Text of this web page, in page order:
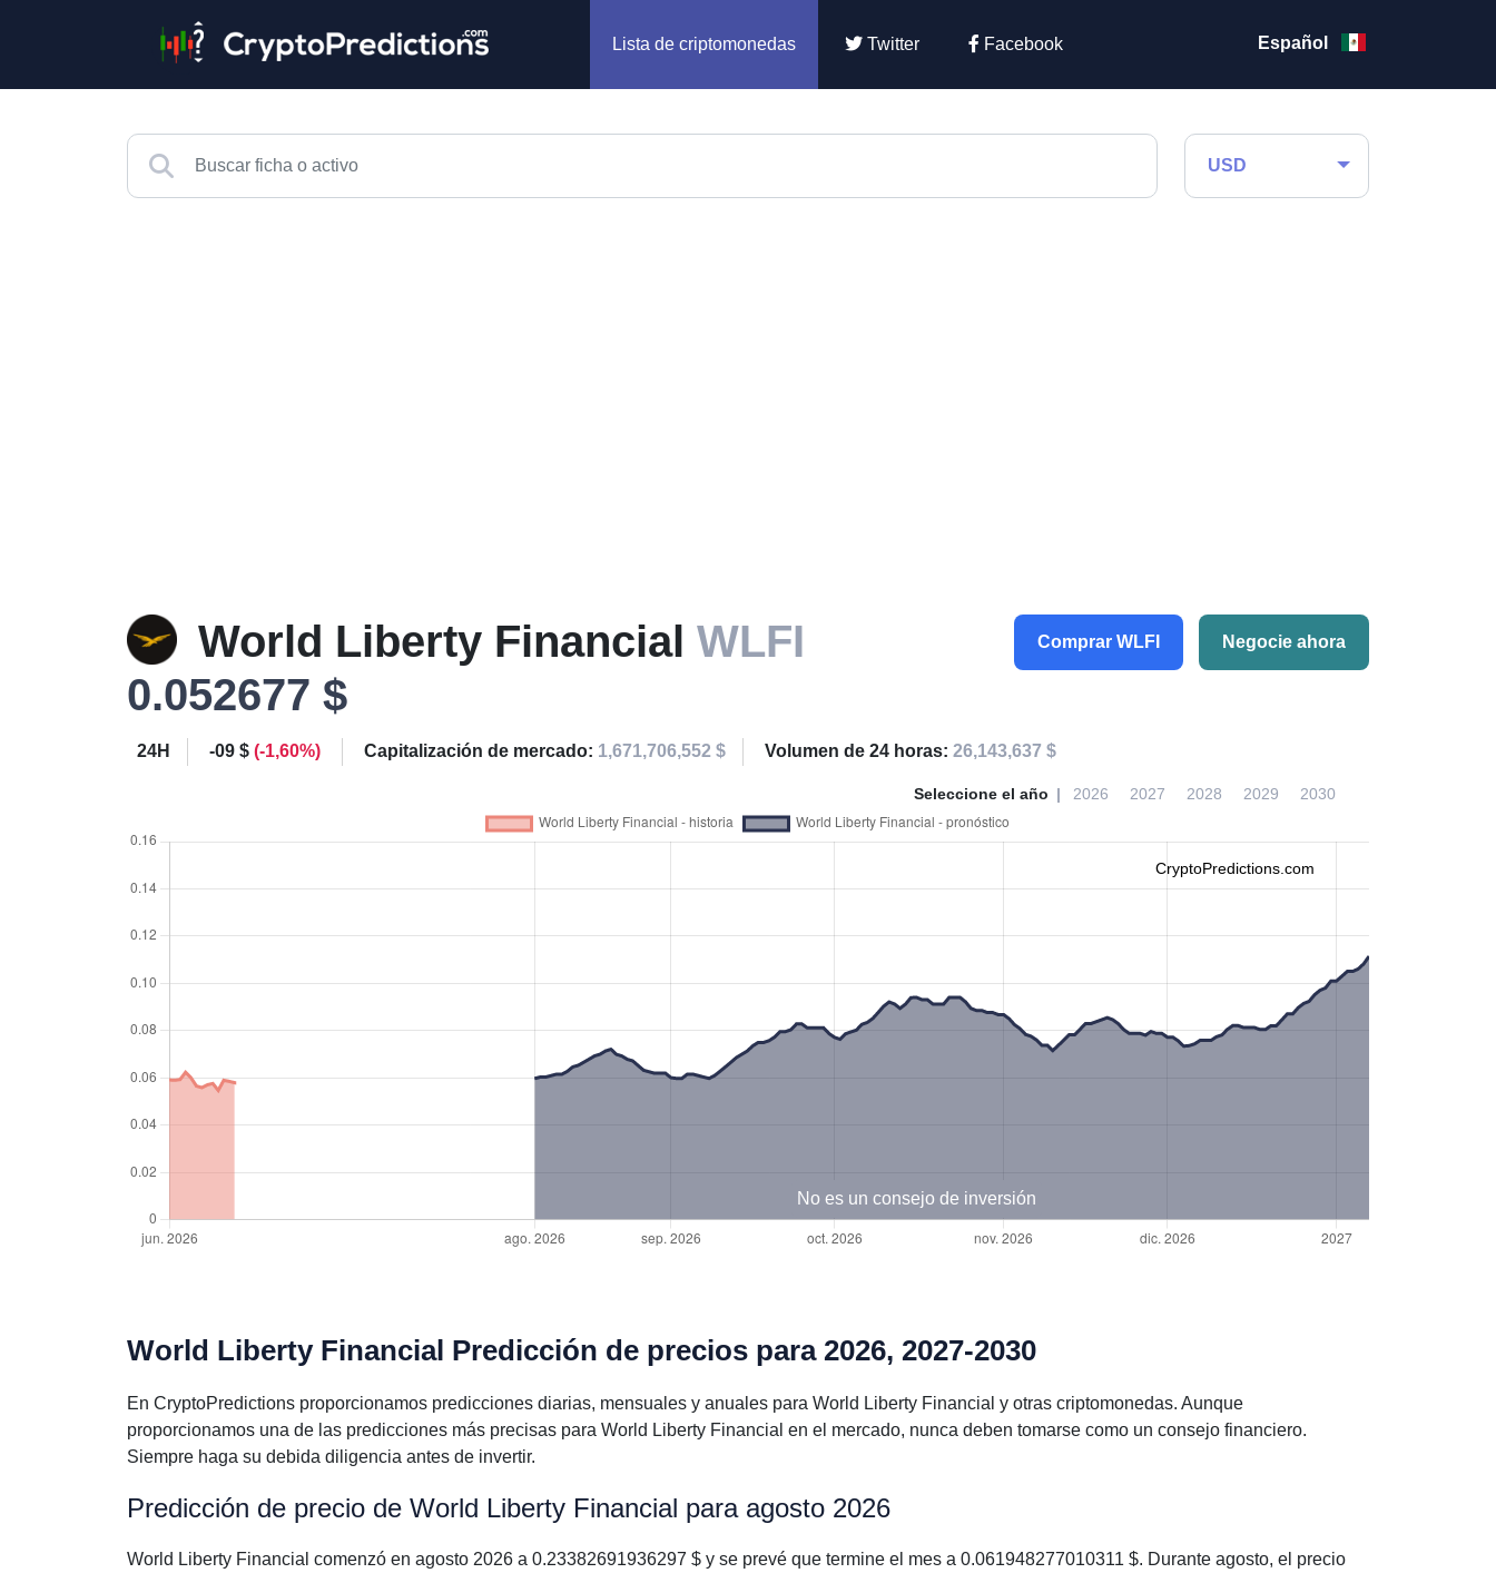
Lista de criptomonedas Twitter Facebook Español
USD
World Liberty Financial WLFI
0.052677 $
Comprar WLFI Negocie ahora
24H -09 $ (-1,60%) Capitalización de mercado: 1,671,706,552 $ Volumen de 24 horas: 26,143,637 $
Seleccione el año 2026 2027 2028 2029 2030
CryptoPredictions.com
No es un consejo de inversión
World Liberty Financial Predicción de precios para 2026, 2027-2030
En CryptoPredictions proporcionamos predicciones diarias, mensuales y anuales para World Liberty Financial y otras criptomonedas. Aunque
proporcionamos una de las predicciones más precisas para World Liberty Financial en el mercado, nunca deben tomarse como un consejo financiero.
Siempre haga su debida diligencia antes de invertir.
Predicción de precio de World Liberty Financial para agosto 2026
World Liberty Financial comenzó en agosto 2026 a 0.23382691936297 $ y se prevé que termine el mes a 0.061948277010311 $. Durante agosto, el precio